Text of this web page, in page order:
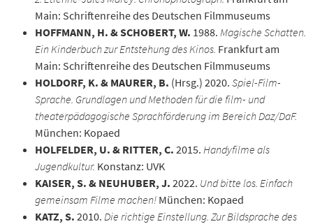
Main: Schriftenreihe des Deutschen Filmmuseums
HOFFMANN, H. & SCHOBERT, W. 1988. Magische Schatten.
Ein Kinderbuch zur Entstehung des Kinos. Frankfurt am
Main: Schriftenreihe des Deutschen Filmmuseums
HOLDORF, K. & MAURER, B. (Hrsg.) 2020. Spiel-Film-
Sprache. Grundlagen und Methoden für die film- und
theaterpädagogische Sprachförderung im Bereich Daz/DaF.
München: Kopaed
HOLFELDER, U. & RITTER, C. 2015. Handyfilme als
Jugendkultur. Konstanz: UVK
KAISER, S. & NEUHUBER, J. 2022. Und bitte los. Einfach
gemeinsam Filme machen! München: Kopaed
KATZ, S. 2010. Die richtige Einstellung. Zur Bildsprache des